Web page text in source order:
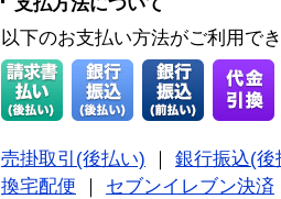
支払方法について
以下のお支払い方法がご利用で
売掛取引(後払い)
銀行振込(後
換宅配便
セブンイレブン決済